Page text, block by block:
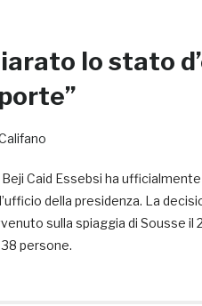
lo stato
Caid Essebsi ha
della presidenza. La
sulla spiaggia di Sousse il
persone.